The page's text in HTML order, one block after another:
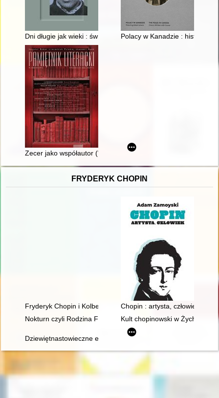
Dni długie jak wieki : świadectwo z ukrycia od powstania w
Polacy w Kanadzie : historia
Zecer jako współautor ("Listów z podróży do Ameryki)
FRYDERYK CHOPIN
Fryderyk Chopin i Kolbergowie. Wspomnienia i inspiracje
Chopin : artysta, człowiek
Nokturn czyli Rodzina Fryderyka Chopina i Warszawa w
Kult chopinowski w Żychlinie
Dziewiętnastowieczne edycje dzieł Fryderyka Chopina jako